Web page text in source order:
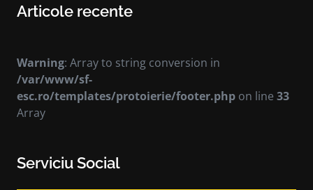
Articole recente
Warning: Array to string conversion in
/var/www/sf-
esc.ro/templates/protoierie/footer.php on line 33
Array
Serviciu Social